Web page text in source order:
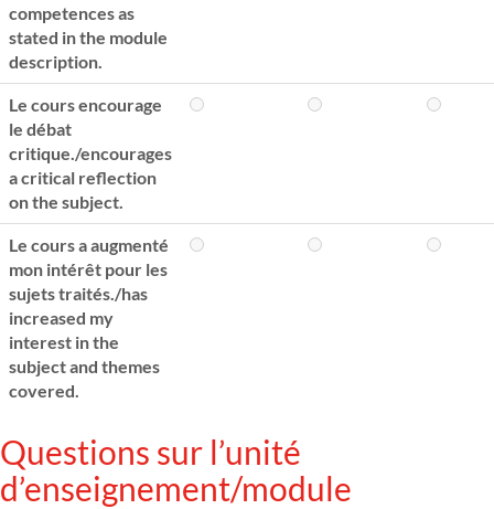
competences as
stated in the module
description.
Le cours encourage
le débat
critique./encourages
a critical reflection
on the subject.
Le cours a augmenté
mon intérêt pour les
sujets traités./has
increased my
interest in the
subject and themes
covered.
Questions sur l’unité
d’enseignement/module